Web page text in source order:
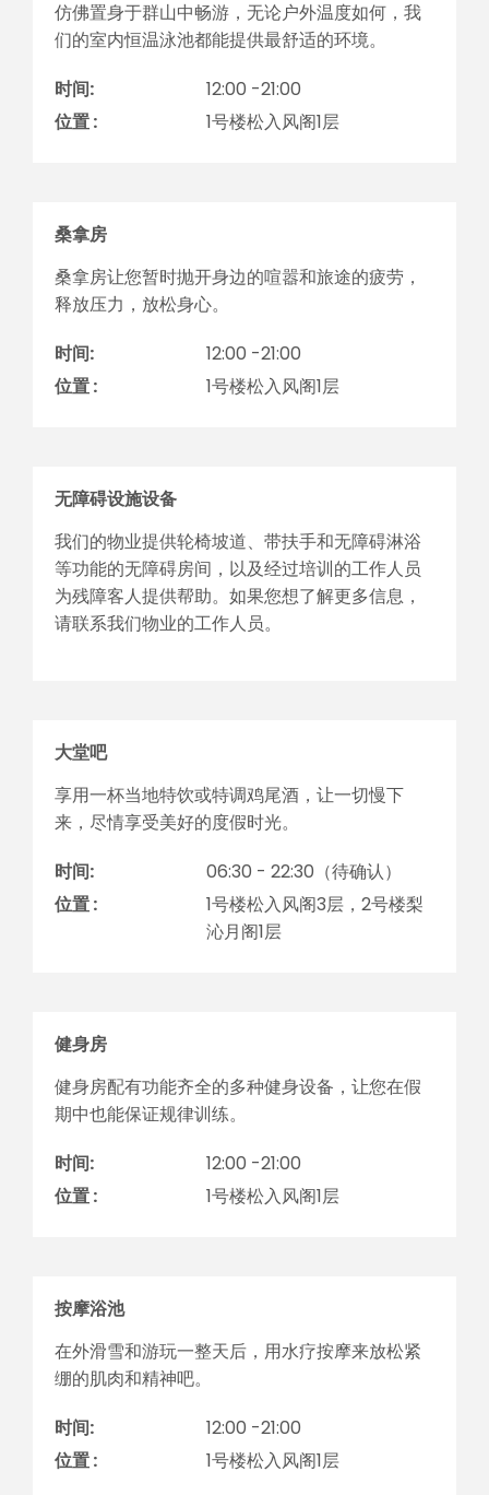
仿佛置身于群山中畅游，无论户外温度如何，我
们的室内恒温泳池都能提供最舒适的环境。
时间:
12:00 -21:00
位置 :
1号楼松入风阁1层
桑拿房
桑拿房让您暂时抛开身边的喧嚣和旅途的疲劳，
释放压力，放松身心。
时间:
12:00 -21:00
位置 :
1号楼松入风阁1层
无障碍设施设备
我们的物业提供轮椅坡道、带扶手和无障碍 淋浴
等功能的无障碍房间，以及经过培训的 工作人员
为残障客人提供帮助。如果您想了 解更多信息，
请联系我们物业的工作人员。
大堂吧
享用一杯当地特饮或特调鸡尾酒，让一切慢下
来，尽情享受美好的度假时光。
时间:
06:30 - 22:30（待确认）
位置 :
1号楼松入风阁3层，2号楼梨
沁月阁1层
健身房
健身房配有功能齐全的多种健身设备，让您在假
期中也能保证规律训练。
时间:
12:00 -21:00
位置 :
1号楼松入风阁1层
按摩浴池
在外滑雪和游玩一整天后，用水疗按摩来放松紧
绷的肌肉和精神吧。
时间:
12:00 -21:00
位置 :
1号楼松入风阁1层